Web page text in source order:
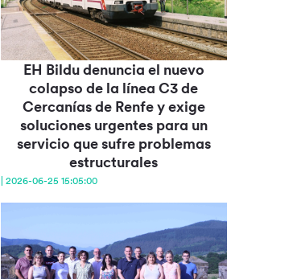
EH Bildu denuncia el nuevo
colapso de la línea C3 de
Cercanías de Renfe y exige
soluciones urgentes para un
servicio que sufre problemas
estructurales
| 2026-06-25 15:05:00